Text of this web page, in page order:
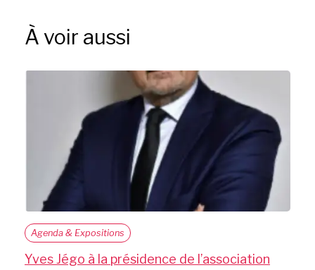
À voir aussi
Agenda & Expositions
Yves Jégo à la présidence de l’association